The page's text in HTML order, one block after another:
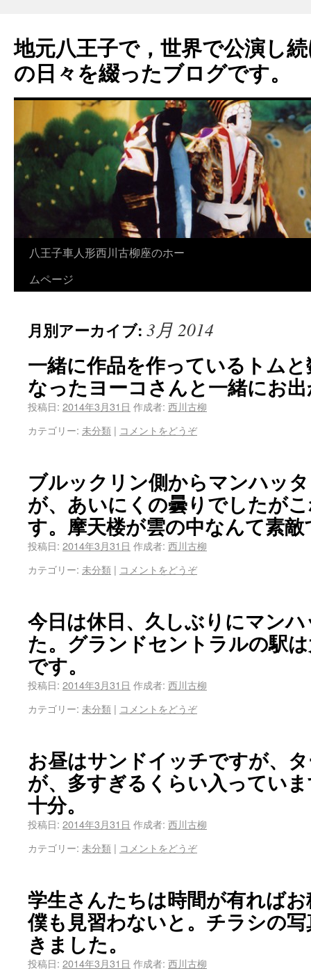
地元八王子で，世界で公演し
の日々を綴ったブログです。
八王子車人形西川古柳座のホー
ムページ
月別アーカイブ: 3月 2014
一緒に作品を作っているトム
なったヨーコさんと一緒にお
投稿日: 2014年3月31日 作成者: 西川古柳
カテゴリー: 未分類 | コメントをどうぞ
ブルックリン側からマンハッ
が、あいにくの曇りでしたが
す。摩天楼が雲の中なんて素
投稿日: 2014年3月31日 作成者: 西川古柳
カテゴリー: 未分類 | コメントをどうぞ
今日は休日、久しぶりにマン
た。グランドセントラルの駅
です。
投稿日: 2014年3月31日 作成者: 西川古柳
カテゴリー: 未分類 | コメントをどうぞ
お昼はサンドイッチですが、
が、多すぎるくらい入ってい
十分。
投稿日: 2014年3月31日 作成者: 西川古柳
カテゴリー: 未分類 | コメントをどうぞ
学生さんたちは時間が有れば
僕も見習わないと。チラシの
きました。
投稿日: 2014年3月31日 作成者: 西川古柳